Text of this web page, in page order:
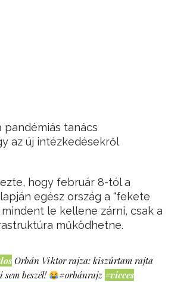
pandémiás tanács
az új intézkedésekről
hogy február 8-tól a
egész ország a “fekete
mindent le kellene zárni, csak a
működhetne.
Orbán Viktor rajza: kiszúrtam rajta
beszél!
#orbánrajz #vicces